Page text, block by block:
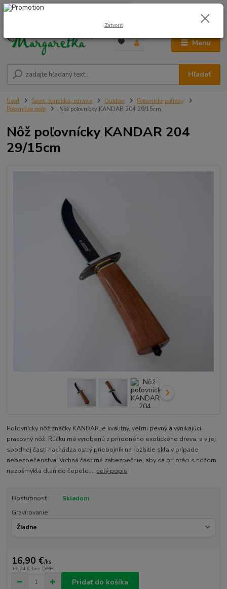
Menu
Hľadať
0948 236 042
0,00 €
Úvod Šport, turistika, zdravie Outdoor
Poľovnícke potreby
Poľovnícke nože
Nôž poľovnícky KANDAR 204 29/15cm
Nôž poľovnícky KANDAR 204
29/15cm
Poľovnícky nôž značky KANDAR je kvalitný, veľmi pevný a vynikajúci
pracovný nôž. Rúčku má vyrobenú z prírodného exotického dreva, a v jej
spodnej časti nachádza ostrý priebojník na rozbitie skla v prípade
nebezpečenstva. Vrchná časť má zabezpečnie, aby sa pri práci s nožom
nezošmykla dlaň do čepele.... celý popis
Dostupnosť
Skladom
Gravírovanie
16,90 €/ks
13,74 € bez DPH
Pridať do košíka
Zatvoriť